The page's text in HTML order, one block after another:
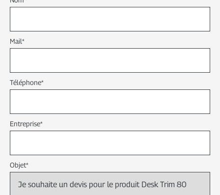
Mail*
Téléphone*
Entreprise*
Objet*